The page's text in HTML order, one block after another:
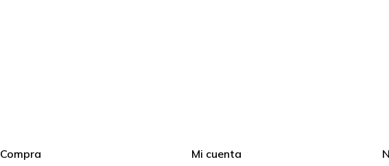
Compra Mi cuenta